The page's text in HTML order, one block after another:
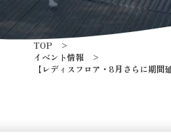
TOP
イベント情報
【レディスフロア・8月さらに期間